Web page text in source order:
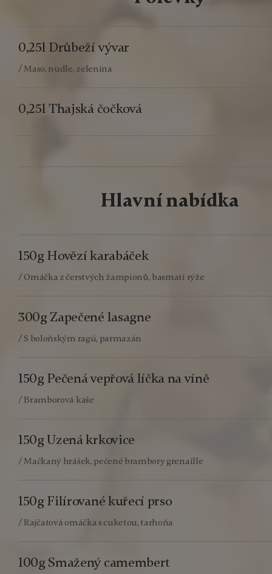
0,25l Drůbeží vývar
/ Maso, nudle, zelenina
0,25l Thajská čočková
Hlavní nabídka
150g Hovězí karabáček
/ Omáčka z čerstvých žampionů, basmati rýže
300g Zapečené lasagne
/ S boloňským ragú, parmazán
150g Pečená vepřová líčka na víně
/ Bramborová kaše
150g Uzená krkovice
/ Mačkaný hrášek, pečené brambory grenaille
150g Filírované kuřecí prso
/ Rajčatová omáčka s cuketou, tarhoňa
100g Smažený camembert